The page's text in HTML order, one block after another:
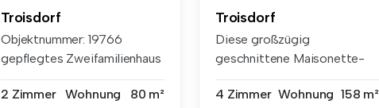
Troisdorf
Objektnummer: 19766
gepflegtes Zweifamilienhaus
2 Zimmer
Wohnung 80 m²
Troisdorf
Diese großzügig
geschnittene Maisonette-
4 Zimmer Wohnung 158 m²